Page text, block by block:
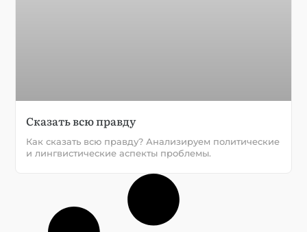
Сказать всю правду
Как сказать всю правду? Анализируем политические
и лингвистические аспекты проблемы.